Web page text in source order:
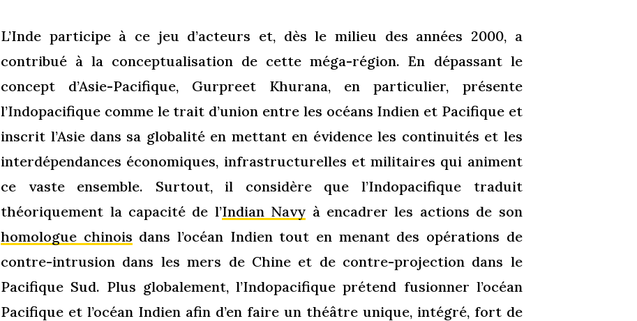
L’Inde participe à ce jeu d’acteurs et, dès le milieu des années 2000, a
contribué à la conceptualisation de cette méga-région. En dépassant le
concept d’Asie-Pacifique, Gurpreet Khurana, en particulier, présente
l’Indopacifique comme le trait d’union entre les océans Indien et Pacifique et
inscrit l’Asie dans sa globalité en mettant en évidence les continuités et les
interdépendances économiques, infrastructurelles et militaires qui animent
ce vaste ensemble. Surtout, il considère que l’Indopacifique traduit
théoriquement la capacité de l’Indian Navy à encadrer les actions de son
homologue chinois dans l’océan Indien tout en menant des opérations de
contre-intrusion dans les mers de Chine et de contre-projection dans le
Pacifique Sud. Plus globalement, l’Indopacifique prétend fusionner l’océan
Pacifique et l’océan Indien afin d’en faire un théâtre unique, intégré, fort de